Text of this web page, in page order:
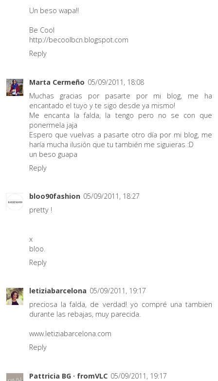
Un beso wapa!!
Be Cool
http://becoolbcn.blogspot.com
Reply
Marta Cermeño 05/09/2011, 18:08
Muchas gracias por pasarte por mi blog, me ha
encantado el tuyo y te sigo desde ya mismo!
Me encanta la falda, la tengo pero no se con que
ponermela jaja
Espero que vuelvas a pasarte otro día por mi blog, me
haría mucha ilusión que tu también me siguieras :D
un beso guapa
Reply
bloo90fashion 05/09/2011, 18:27
pretty !
x
bloo.
Reply
letiziabarcelona 05/09/2011, 19:17
preciosa la falda, de verdad! yo compré una tambien
durante las rebajas, muy parecida.
www.letiziabarcelona.com
Reply
Pattricia BG · fromVLC 05/09/2011, 19:17